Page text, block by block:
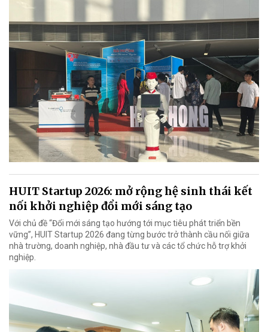
HUIT Startup 2026: mở rộng hệ sinh thái kết
nối khởi nghiệp đổi mới sáng tạo
Với chủ đề “Đổi mới sáng tạo hướng tới mục tiêu phát triển bền
vững”, HUIT Startup 2026 đang từng bước trở thành cầu nối giữa
nhà trường, doanh nghiệp, nhà đầu tư và các tổ chức hỗ trợ khởi
nghiệp.